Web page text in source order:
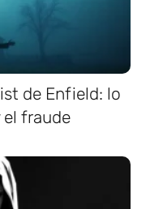
de Enfield: lo
fraude